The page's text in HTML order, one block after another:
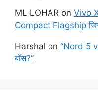
ML LOHAR on Vivo
Compact Flagship
Harshal on “Nord 5
बॉस?”